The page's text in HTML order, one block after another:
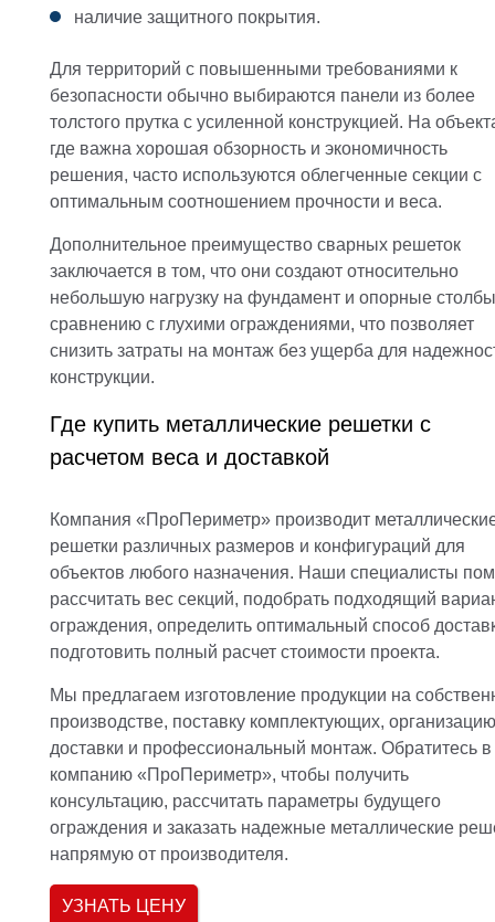
наличие защитного покрытия.
Для территорий с повышенными требованиями к
безопасности обычно выбираются панели из более
толстого прутка с усиленной конструкцией. На
где важна хорошая обзорность и экономичность
решения, часто используются облегченные секции с
оптимальным соотношением прочности и веса.
Дополнительное преимущество сварных решеток
заключается в том, что они создают относительно
небольшую нагрузку на фундамент и опорные
сравнению с глухими ограждениями, что позволяет
снизить затраты на монтаж без ущерба для
конструкции.
Где купить металлические решетки с
расчетом веса и доставкой
Компания «ПроПериметр» производит
решетки различных размеров и конфигураций для
объектов любого назначения. Наши специалисты
рассчитать вес секций, подобрать подходящий
ограждения, определить оптимальный способ
подготовить полный расчет стоимости проекта.
Мы предлагаем изготовление продукции на
производстве, поставку комплектующих, организацию
доставки и профессиональный монтаж. Обратитесь в
компанию «ПроПериметр», чтобы получить
консультацию, рассчитать параметры будущего
ограждения и заказать надежные металлические
напрямую от производителя.
УЗНАТЬ ЦЕНУ